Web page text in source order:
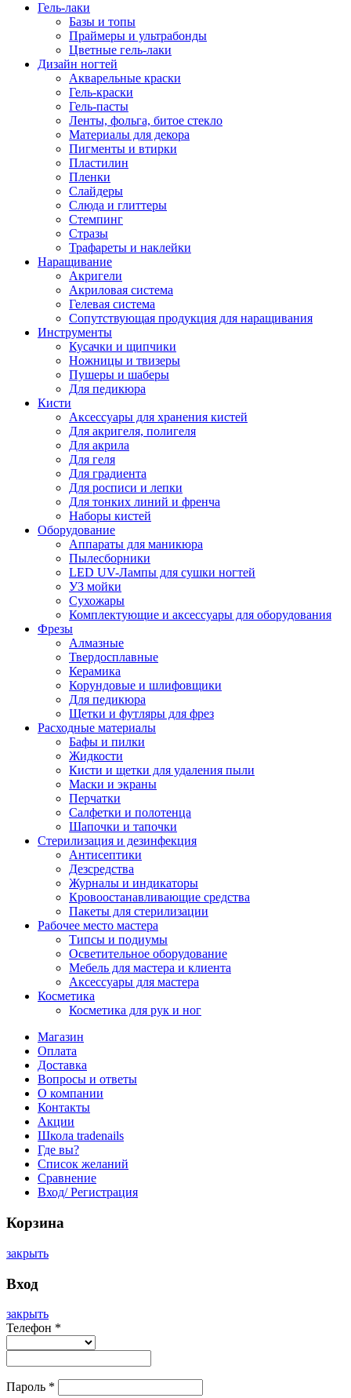
Гель-лаки
Базы и топы
Праймеры и ультрабонды
Цветные гель-лаки
Дизайн ногтей
Акварельные краски
Гель-краски
Гель-пасты
Ленты, фольга, битое стекло
Материалы для декора
Пигменты и втирки
Пластилин
Пленки
Слайдеры
Слюда и глиттеры
Стемпинг
Стразы
Трафареты и наклейки
Наращивание
Акригели
Акриловая система
Гелевая система
Сопутствующая продукция для наращивания
Инструменты
Кусачки и щипчики
Ножницы и твизеры
Пушеры и шаберы
Для педикюра
Кисти
Аксессуары для хранения кистей
Для акригеля, полигеля
Для акрила
Для геля
Для градиента
Для росписи и лепки
Для тонких линий и френча
Наборы кистей
Оборудование
Аппараты для маникюра
Пылесборники
LED UV-Лампы для сушки ногтей
УЗ мойки
Сухожары
Комплектующие и аксессуары для оборудования
Фрезы
Алмазные
Твердосплавные
Керамика
Корундовые и шлифовщики
Для педикюра
Щетки и футляры для фрез
Расходные материалы
Бафы и пилки
Жидкости
Кисти и щетки для удаления пыли
Маски и экраны
Перчатки
Салфетки и полотенца
Шапочки и тапочки
Стерилизация и дезинфекция
Антисептики
Дезсредства
Журналы и индикаторы
Кровоостанавливающие средства
Пакеты для стерилизации
Рабочее место мастера
Типсы и подиумы
Осветительное оборудование
Мебель для мастера и клиента
Аксессуары для мастера
Косметика
Косметика для рук и ног
Магазин
Оплата
Доставка
Вопросы и ответы
О компании
Контакты
Акции
Школа tradenails
Где вы?
Список желаний
Сравнение
Вход/ Регистрация
Корзина
закрыть
Вход
закрыть
Телефон *
Пароль *